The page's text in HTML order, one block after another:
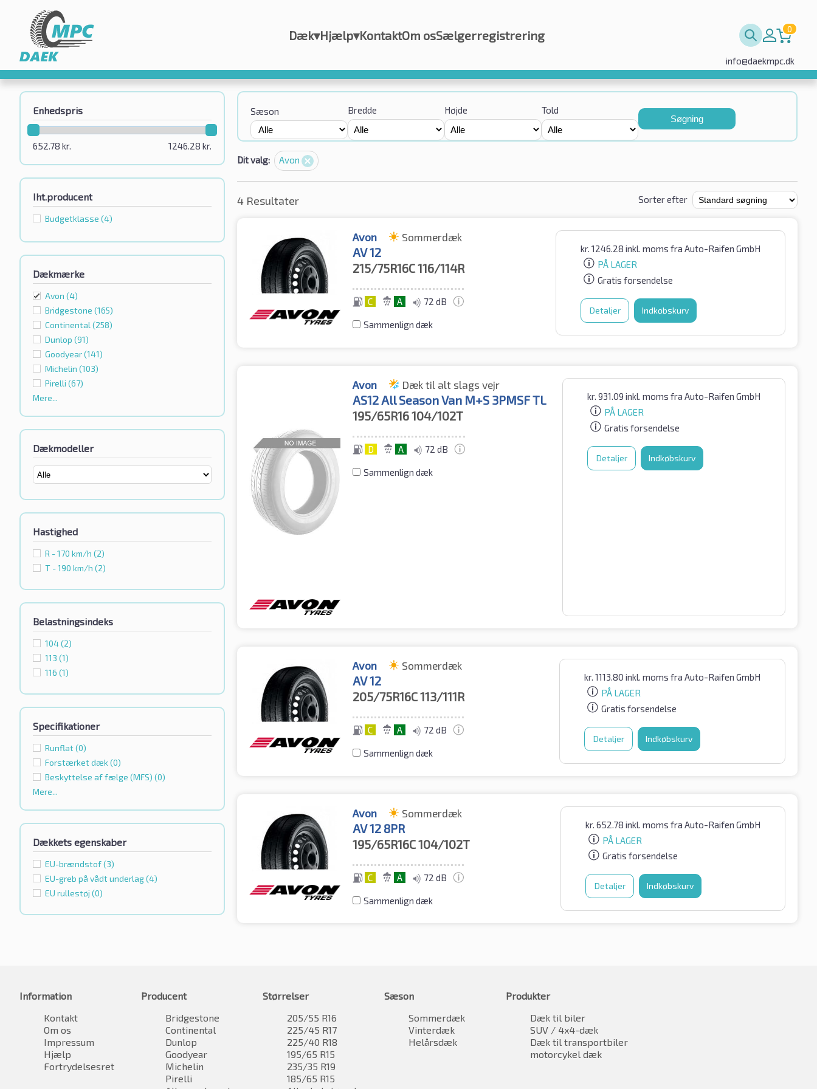
Dæk▾Hjælp▾KontaktOm osSælgerregistrering 0
info@daekmpc.dk
Enhedspris
1246.28 kr.
652.78 kr.
Iht.producent
Budgetklassе (4)
Dækmærke
Avon (4)
Bridgestone (165)
Continental (258)
Dunlop (91)
Goodyear(141)
Michelin (103)
Pirelli (67)
Mere...
Dækmodeller
Hastighed
R - 170 km/h (2)
T - 190 km/h (2)
Belastningsindeks
104(2)
113 (1)
116 (1)
Specifikationer
Runflat(0)
Forstærket dæk (0)
Beskyttelse af fælge (MFS) (0)
Mere...
Dækkets egenskaber
EU-brændstof(3)
EU-greb på vådt underlag(4)
EU rullestøj (0)
Sæson Bredde Højde Told
Søgning
Dit valg: Avon
4 Resultater Sorter efter
Avon Sommerdæk
AV 12
215/75R16C116/114R
C A 72 dB
Sammenlign dæk
kr. 1246.28 inkl. moms fra Auto-Raifen GmbH
PÅ LAGER
Gratis forsendelse
Detaljer Indkøbskurv
Avon Dæk til alt slags vejr
AS12 All Season Van M+S 3PMSF TL
195/65R16104/102T
D A 72 dB
Sammenlign dæk
kr. 931.09 inkl. moms fra Auto-Raifen GmbH
PÅ LAGER
Gratis forsendelse
Detaljer Indkøbskurv
Avon Sommerdæk
AV 12
205/75R16C113/111R
C A 72 dB
Sammenlign dæk
kr. 1113.80 inkl. moms fra Auto-Raifen GmbH
PÅ LAGER
Gratis forsendelse
Detaljer Indkøbskurv
Avon Sommerdæk
AV 12 8PR
195/65R16C104/102T
C A 72 dB
Sammenlign dæk
kr. 652.78 inkl. moms fra Auto-Raifen GmbH
PÅ LAGER
Gratis forsendelse
Detaljer Indkøbskurv
Information
Kontakt
Om os
Impressum
Hjælp
Fortrydelsesret
Producent
Bridgestone
Continental
Dunlop
Goodyear
Michelin
Pirelli
Størrelser
205/55 R16
225/45 R17
225/40 R18
195/65 R15
235/35 R19
185/65 R15
Sæson
Sommerdæk
Vinterdæk
Helårsdæk
Produkter
Dæk til biler
SUV / 4x4-dæk
Dæk til transportbiler
motorcykel dæk